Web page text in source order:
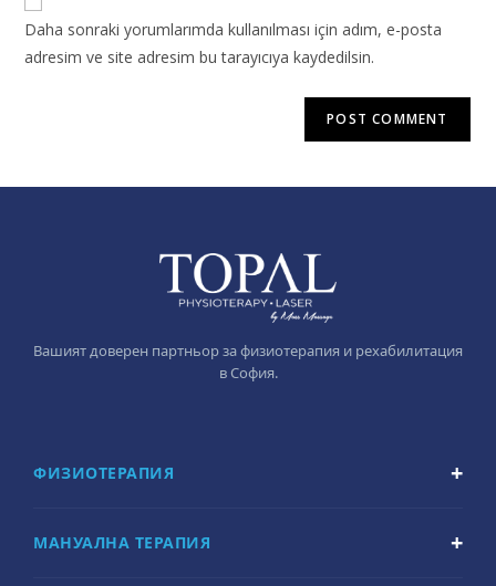
Daha sonraki yorumlarımda kullanılması için adım, e-posta
adresim ve site adresim bu tarayıcıya kaydedilsin.
Вашият доверен партньор за физиотерапия и рехабилитация
в София.
ФИЗИОТЕРАПИЯ
МАНУАЛНА ТЕРАПИЯ